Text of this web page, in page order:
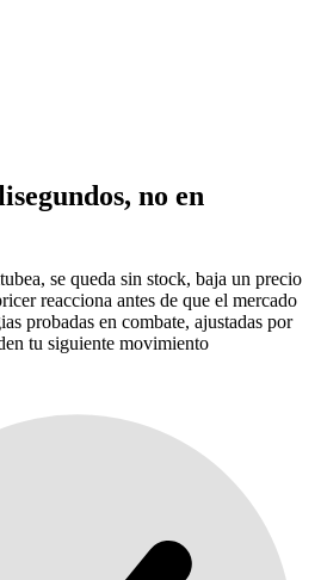
no en
se queda sin stock, baja un precio
reacciona antes de que el mercado
probadas en combate, ajustadas por
tu siguiente movimiento